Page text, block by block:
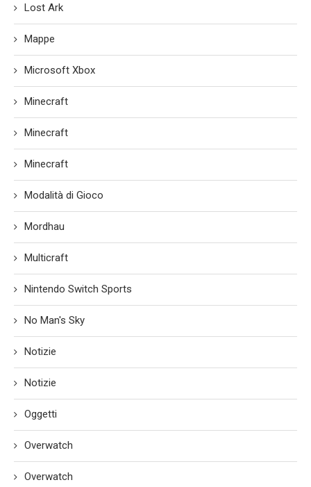
Lost Ark
Mappe
Microsoft Xbox
Minecraft
Minecraft
Minecraft
Modalità di Gioco
Mordhau
Multicraft
Nintendo Switch Sports
No Man's Sky
Notizie
Notizie
Oggetti
Overwatch
Overwatch